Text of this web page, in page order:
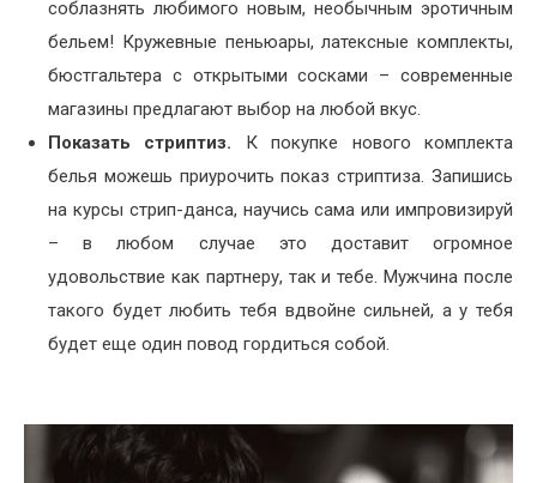
соблазнять любимого новым, необычным эротичным
бельем! Кружевные пеньюары, латексные комплекты,
бюстгальтера с открытыми сосками – современные
магазины предлагают выбор на любой вкус.
Показать стриптиз. К покупке нового комплекта
белья можешь приурочить показ стриптиза. Запишись
на курсы стрип-данса, научись сама или импровизируй
– в любом случае это доставит огромное
удовольствие как партнеру, так и тебе. Мужчина после
такого будет любить тебя вдвойне сильней, а у тебя
будет еще один повод гордиться собой.